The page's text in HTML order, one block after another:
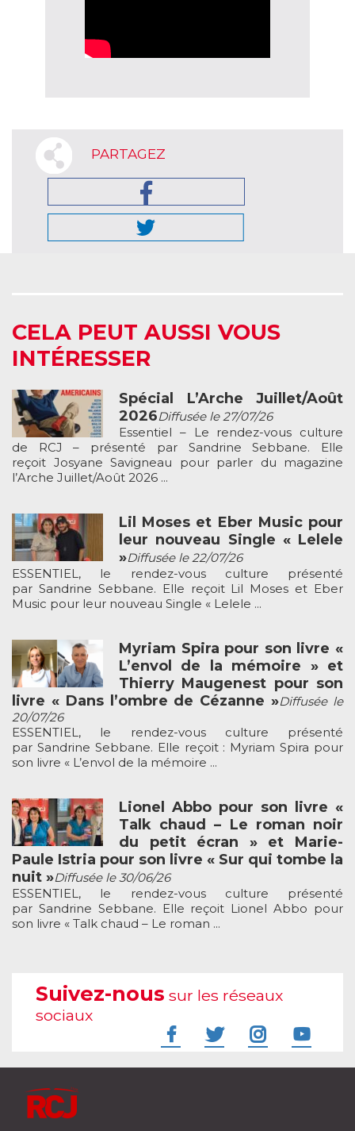
PARTAGEZ
CELA PEUT AUSSI VOUS
INTÉRESSER
Spécial L’Arche Juillet/Août
2026Diffusée le 27/07/26
Essentiel – Le rendez-vous culture
de RCJ – présenté par Sandrine Sebbane. Elle
reçoit Josyane Savigneau pour parler du magazine
l’Arche Juillet/Août 2026 ...
Lil Moses et Eber Music pour
leur nouveau Single « Lelele
»Diffusée le 22/07/26
ESSENTIEL, le rendez-vous culture présenté
par Sandrine Sebbane. Elle reçoit Lil Moses et Eber
Music pour leur nouveau Single « Lelele ...
Myriam Spira pour son livre «
L’envol de la mémoire » et
Thierry Maugenest pour son
livre « Dans l’ombre de Cézanne »Diffusée le
20/07/26
ESSENTIEL, le rendez-vous culture présenté
par Sandrine Sebbane. Elle reçoit : Myriam Spira pour
son livre « L’envol de la mémoire ...
Lionel Abbo pour son livre «
Talk chaud – Le roman noir
du petit écran » et Marie-
Paule Istria pour son livre « Sur qui tombe la
nuit »Diffusée le 30/06/26
ESSENTIEL, le rendez-vous culture présenté
par Sandrine Sebbane. Elle reçoit Lionel Abbo pour
son livre « Talk chaud – Le roman ...
Suivez-nous sur les réseaux
sociaux